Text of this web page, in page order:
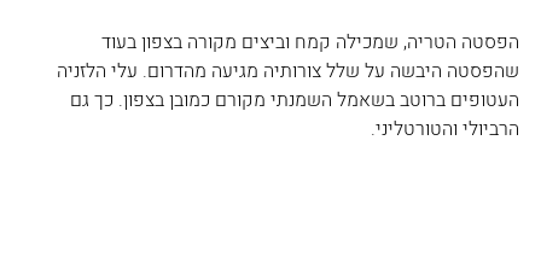
הפסטה הטריה, שמכילה קמח וביצים מקורה בצפון בעוד
שהפסטה היבשה על שלל צורותיה מגיעה מהדרום. עלי הלזניה
העטופים ברוטב בשאמל השמנתי מקורם כמובן בצפון. כך גם
הרביולי והטורטליני.